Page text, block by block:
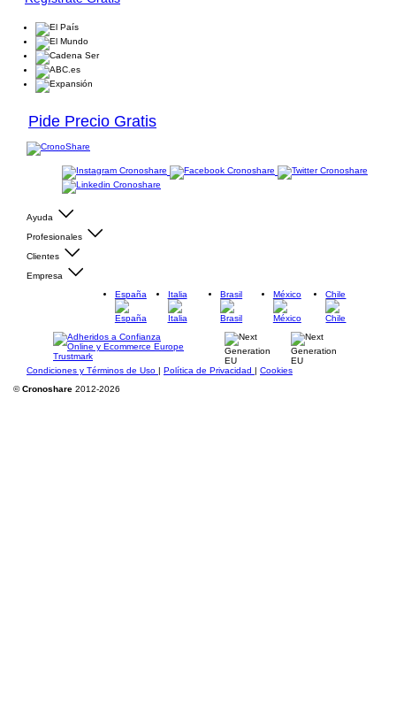
Pide Precio Gratis
Ayuda
Profesionales
Clientes
Empresa
España
Italia Brasil México Chile
Condiciones y Términos de Uso | Política de Privacidad | Cookies
©Cronoshare 2012-2026